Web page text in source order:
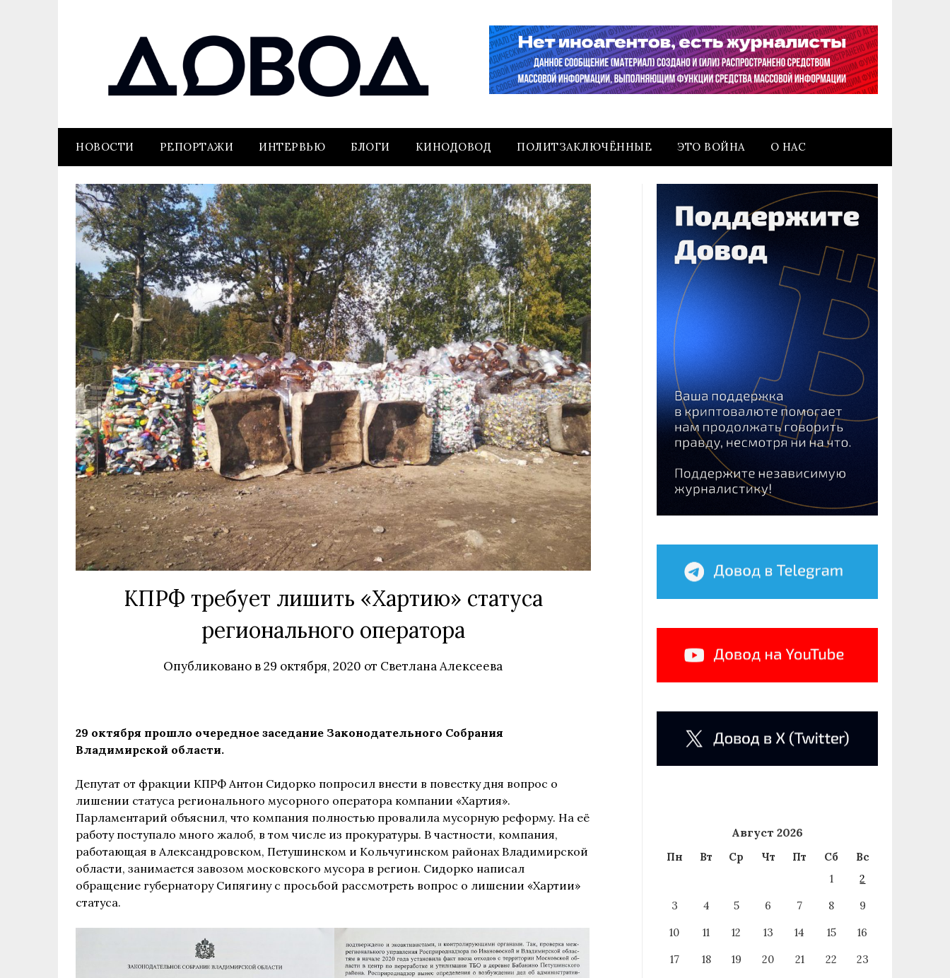
НОВОСТИ РЕПОРТАЖИ ИНТЕРВЬЮ БЛОГИ КИНОДОВОД ПОЛИТЗАКЛЮЧЁННЫЕ ЭТО ВОЙНА О НАС
КПРФ требует лишить «Хартию» статуса
регионального оператора
Опубликовано в29 октября, 2020 от Светлана Алексеева
29 октября прошло очередное заседание Законодательного Собрания
Владимирской области.
Депутат от фракции КПРФ Антон Сидорко попросил внести в повестку дня вопрос о
лишении статуса регионального мусорного оператора компании «Хартия».
Парламентарий объяснил, что компания полностью провалила мусорную реформу. На её
работу поступало много жалоб, в том числе из прокуратуры. В частности, компания,
работающая в Александровском, Петушинском и Кольчугинском районах Владимирской
области, занимается завозом московского мусора в регион. Сидорко написал
обращение губернатору Сипягину с просьбой рассмотреть вопрос о лишении «Хартии»
статуса.
Август 2026
Пн Вт Ср Чт Пт Сб
Вс
1
2
3
4 5 6 7 8
9
10
11 12 13 14 15
16
17
18 19 20 21 22
23